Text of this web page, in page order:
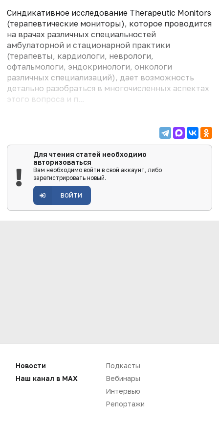
Синдикативное исследование Therapeutic Monitors
(терапевтические мониторы), которое проводится
на врачах различных специальностей
амбулаторной и стационарной практики
(терапевты, кардиологи, неврологи,
офтальмологи, эндокринологи, онкологи
различных специализаций), дает возможность
детально разобраться в многочисленных аспектах
этого вопроса и п...
Для чтения статей необходимо
авторизоваться
Вам необходимо войти в свой аккаунт, либо
зарегистрировать новый.
ВОЙТИ
Вы не можете оставлять
комментарии
авторизуйтесь
Новости
Наш канал в MAX
Подкасты
Вебинары
Интервью
Репортажи